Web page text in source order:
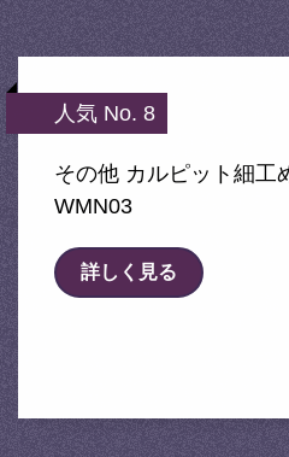
人気 No. 8
その他 カルピット細工
WMN03
詳しく見る